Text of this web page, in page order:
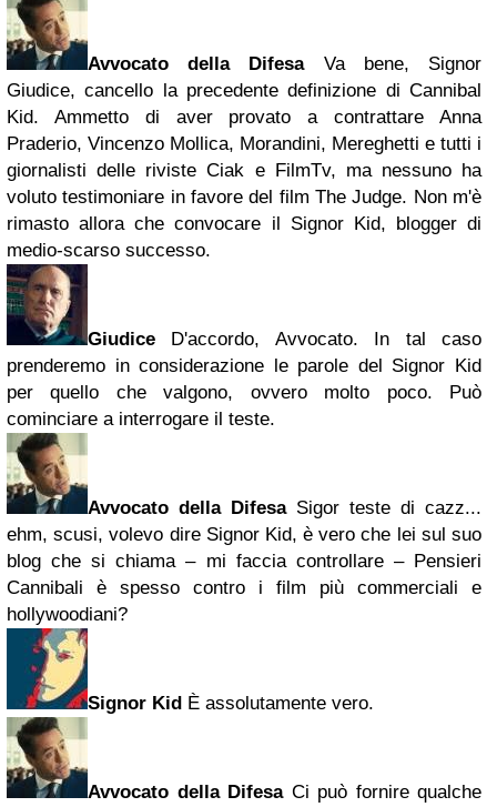
Avvocato della DifesaVa bene, Signor
Giudice, cancello la precedente definizione di Cannibal
Kid. Ammetto di aver provato a contrattare Anna
Praderio, Vincenzo Mollica, Morandini, Mereghetti e tutti i
giornalisti delle riviste Ciak e FilmTv, ma nessuno ha
voluto testimoniare in favore del film The Judge. Non m'è
rimasto allora che convocare il Signor Kid, blogger di
medio-scarso successo.
Giudice D'accordo, Avvocato. In tal caso
prenderemo in considerazione le parole del Signor Kid
per quello che valgono, ovvero molto poco. Può
cominciare a interrogare il teste.
Avvocato della DifesaSigor teste di cazz...
ehm, scusi, volevo dire Signor Kid, è vero che lei sul suo
blog che si chiama – mi faccia controllare – Pensieri
Cannibali è spesso contro i film più commerciali e
hollywoodiani?
Signor Kid È assolutamente vero.
Avvocato della DifesaCi può fornire qualche